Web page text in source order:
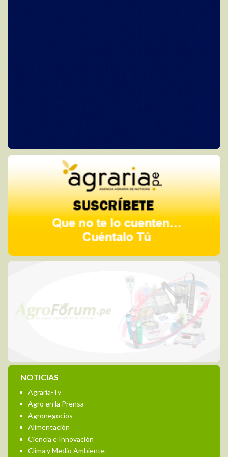
NOTICIAS
Agraria-Tv
Agro en la Prensa
Agronegocios
Alimentación
Ciencia e Innovación
Clima y Medio Ambiente